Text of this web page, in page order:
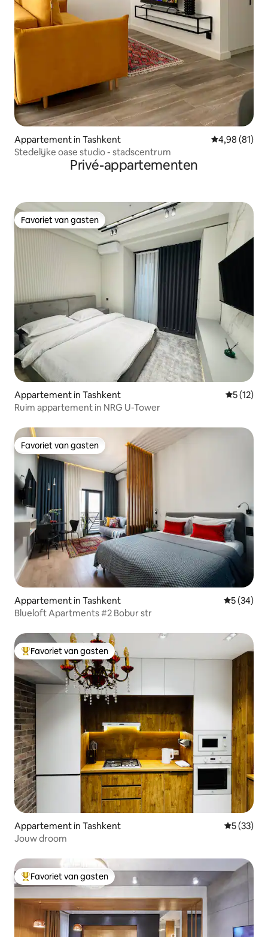
Appartement in Tashkent Gemiddelde
4,98 (81)
Stedelijke oase studio - stadscentrum
Privé-appartementen
Favoriet van gasten
Favoriet van gasten
Appartement in Tashkent
5 (12)
Ruim appartement in NRG U-Tower
Favoriet van gasten
Favoriet van gasten
Appartement in Tashkent
5 (34)
Blueloft Apartments #2 Bobur str
Topfavoriet van gasten
Favoriet van gasten
Appartement in Tashkent
5 (33)
Jouw droom
Topfavoriet van gasten
Favoriet van gasten